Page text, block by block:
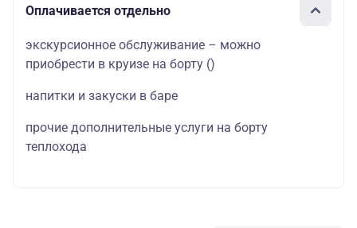
Оплачивается отдельно
экскурсионное обслуживание – можно
приобрести в круизе на борту ()
напитки и закуски в баре
прочие дополнительные услуги на борту
теплохода